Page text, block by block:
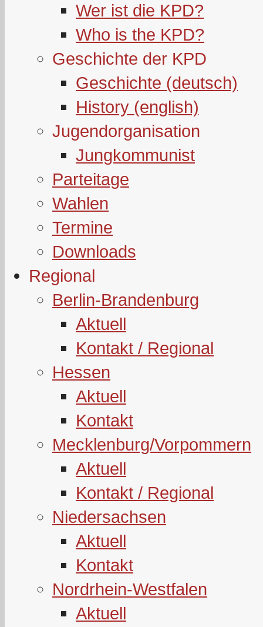
Wer ist die KPD?
Who is the KPD?
Geschichte der KPD
Geschichte (deutsch)
History (english)
Jugendorganisation
Jungkommunist
Parteitage
Wahlen
Termine
Downloads
Regional
Berlin-Brandenburg
Aktuell
Kontakt / Regional
Hessen
Aktuell
Kontakt
Mecklenburg/Vorpommern
Aktuell
Kontakt / Regional
Niedersachsen
Aktuell
Kontakt
Nordrhein-Westfalen
Aktuell